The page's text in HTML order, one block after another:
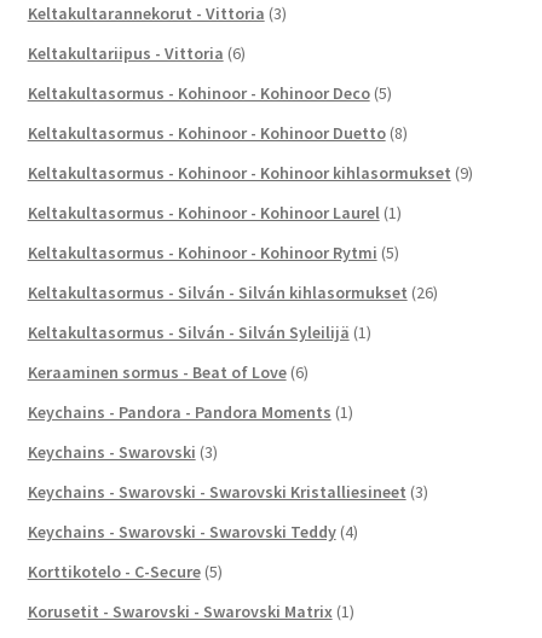
Keltakultarannekorut - Vittoria (3)
Keltakultariipus - Vittoria (6)
Keltakultasormus - Kohinoor - Kohinoor Deco (5)
Keltakultasormus - Kohinoor - Kohinoor Duetto (8)
Keltakultasormus - Kohinoor - Kohinoor kihlasormukset (9)
Keltakultasormus - Kohinoor - Kohinoor Laurel (1)
Keltakultasormus - Kohinoor - Kohinoor Rytmi (5)
Keltakultasormus - Silván - Silván kihlasormukset (26)
Keltakultasormus - Silván - Silván Syleilijä (1)
Keraaminen sormus - Beat of Love (6)
Keychains - Pandora - Pandora Moments (1)
Keychains - Swarovski (3)
Keychains - Swarovski - Swarovski Kristalliesineet (3)
Keychains - Swarovski - Swarovski Teddy (4)
Korttikotelo - C-Secure (5)
Korusetit - Swarovski - Swarovski Matrix (1)